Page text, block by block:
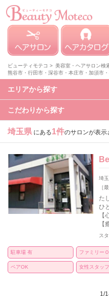
ビューティモテコ > 美容室・ヘアサロン検
熊谷市・行田市・深谷市・本庄市・加須市
エリアから探す
こだわりから探す
埼玉県 にある1件のサロンが表示
埼
［
た
ひ
ス
駐車場 有 ファミリー
ペアOK 女性スタッ
1/